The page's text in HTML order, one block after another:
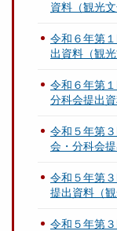
資料（観光
令和６年第
出資料（観
令和６年第
分科会提出
令和５年第
会・分科会
令和５年第
提出資料（
令和５年第